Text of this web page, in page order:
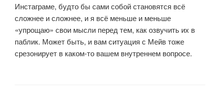
Инстаграме, будто бы сами собой становятся всё
сложнее и сложнее, и я всё меньше и меньше
«упрощаю» свои мысли перед тем, как озвучить их в
паблик. Может быть, и вам ситуация с Мейв тоже
срезонирует в каком-то вашем внутреннем вопросе.